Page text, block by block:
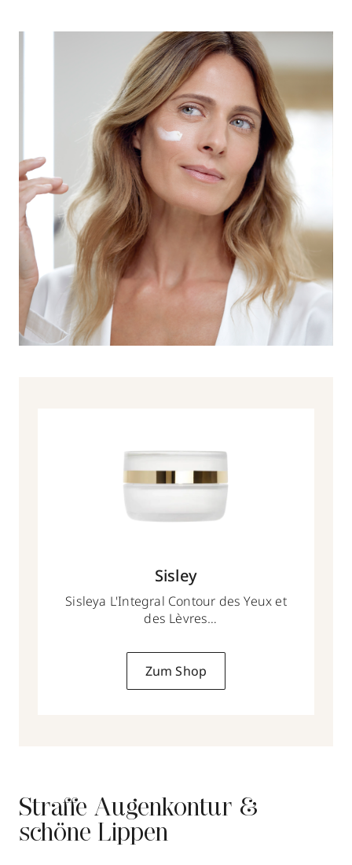
Sisley
Sisleya L'Integral Contour des Yeux et
des Lèvres
Zum Shop
Straffe Augenkontur &
schöne Lippen